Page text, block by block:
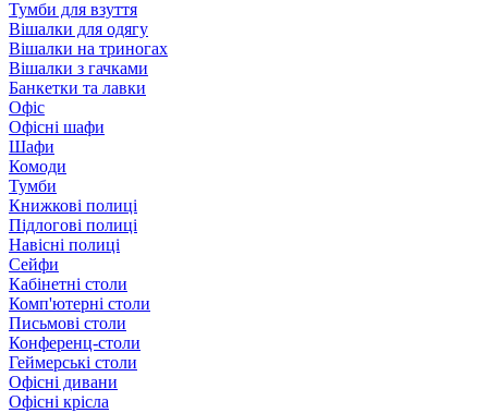
Тумби для взуття
Вішалки для одягу
Вішалки на триногах
Вішалки з гачками
Банкетки та лавки
Офіс
Офісні шафи
Шафи
Комоди
Тумби
Книжкові полиці
Підлогові полиці
Навісні полиці
Сейфи
Кабінетні столи
Комп'ютерні столи
Письмові столи
Конференц-столи
Геймерські столи
Офісні дивани
Офісні крісла